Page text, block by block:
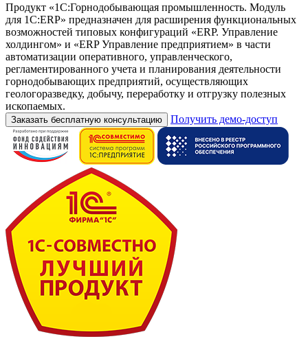
Продукт «1С:Горнодобывающая промышленность. Модуль
для 1С:ERP» предназначен для расширения функциональных
возможностей типовых конфигураций «ERP. Управление
холдингом» и «ERP Управление предприятием» в части
автоматизации оперативного, управленческого,
регламентированного учета и планирования деятельности
горнодобывающих предприятий, осуществляющих
геологоразведку, добычу, переработку и отгрузку полезных
ископаемых.
Заказать бесплатную консультацию Получить демо-доступ